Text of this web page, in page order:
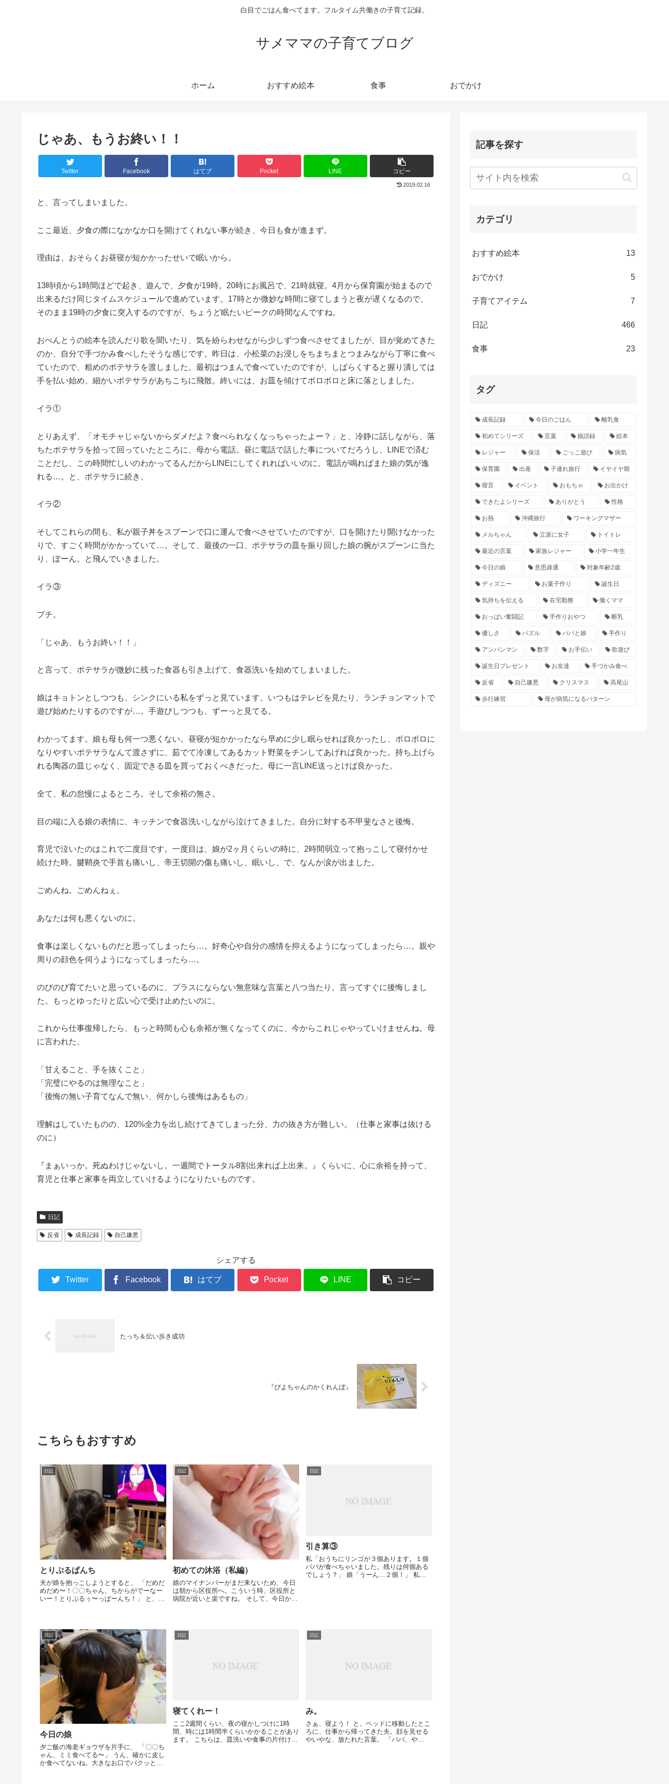
白目でごはん食べてます。フルタイム共働きの子育て記録。
サメママの子育てブログ
ホーム おすすめ絵本 食事 おでかけ
じゃあ、もうお終い！！
Twitter Facebook はてブ Pocket LINE コピー
2019.02.16
と、言ってしまいました。
ここ最近、夕食の際になかなか口を開けてくれない事が続き、今日も食が進まず。
理由は、おそらくお昼寝が短かかったせいで眠いから。
13時頃から1時間ほどで起き、遊んで、夕食が19時。20時にお風呂で、21時就寝。4月から保育園が始まるので
出来るだけ同じタイムスケジュールで進めています。17時とか微妙な時間に寝てしまうと夜が遅くなるので、
そのまま19時の夕食に突入するのですが、ちょうど眠たいピークの時間なんですね。
おべんとうの絵本を読んだり歌を聞いたり、気を紛らわせながら少しずつ食べさせてましたが、目が覚めてきた
のか、自分で手づかみ食べしたそうな感じです。昨日は、小松菜のお浸しをちまちまとつまみながら丁寧に食べ
ていたので、粗めのポテサラを渡しました。最初はつまんで食べていたのですが、しばらくすると握り潰しては
手を払い始め、細かいポテサラがあちこちに飛散。終いには、お皿を傾けてボロボロと床に落としました。
イラ①
とりあえず、「オモチャじゃないからダメだよ？食べられなくなっちゃったよー？」と、冷静に話しながら、落
ちたポテサラを拾って回っていたところに、母から電話。昼に電話で話した事についてだろうし、LINEで済む
ことだし、この時間忙しいのわかってるんだからLINEにしてくれればいいのに。電話が鳴ればまた娘の気が逸
れる…。と、ポテサラに続き、
イラ②
そしてこれらの間も、私が親子丼をスプーンで口に運んで食べさせていたのですが、口を開けたり開けなかった
りで、すごく時間がかかっていて…。そして、最後の一口、ポテサラの皿を振り回した娘の腕がスプーンに当た
り、ぽーん。と飛んでいきました。
イラ③
プチ。
「じゃあ、もうお終い！！」
と言って、ポテサラが微妙に残った食器も引き上げて、食器洗いを始めてしまいました。
娘はキョトンとしつつも、シンクにいる私をずっと見ています。いつもはテレビを見たり、ランチョンマットで
遊び始めたりするのですが…。手遊びしつつも、ずーっと見てる。
わかってます。娘も母も何一つ悪くない。昼寝が短かかったなら早めに少し眠らせれば良かったし、ボロボロに
なりやすいポテサラなんて渡さずに、茹でて冷凍してあるカット野菜をチンしてあげれば良かった。持ち上げら
れる陶器の皿じゃなく、固定できる皿を買っておくべきだった。母に一言LINE送っとけば良かった。
全て、私の怠慢によるところ。そして余裕の無さ。
目の端に入る娘の表情に、キッチンで食器洗いしながら泣けてきました。自分に対する不甲斐なさと後悔。
育児で泣いたのはこれで二度目です。一度目は、娘が2ヶ月くらいの時に、2時間弱立って抱っこして寝付かせ
続けた時。腱鞘炎で手首も痛いし、帝王切開の傷も痛いし、眠いし、で、なんか涙が出ました。
ごめんね。ごめんねぇ。
あなたは何も悪くないのに。
食事は楽しくないものだと思ってしまったら…。好奇心や自分の感情を抑えるようになってしまったら…。親や
周りの顔色を伺うようになってしまったら…。
のびのび育てたいと思っているのに、プラスにならない無意味な言葉と八つ当たり。言ってすぐに後悔しまし
た。もっとゆったりと広い心で受け止めたいのに。
これから仕事復帰したら、もっと時間も心も余裕が無くなってくのに、今からこれじゃやっていけませんね。母
に言われた、
「甘えること、手を抜くこと」
「完璧にやるのは無理なこと」
「後悔の無い子育てなんで無い、何かしら後悔はあるもの」
理解はしていたものの、120%全力を出し続けてきてしまった分、力の抜き方が難しい。（仕事と家事は抜ける
のに）
『まぁいっか。死ぬわけじゃないし。一週間でトータル8割出来れば上出来。』くらいに、心に余裕を持って、
育児と仕事と家事を両立していけるようになりたいものです。
日記
反省 成長記録 自己嫌悪
シェアする
Twitter Facebook はてブ Pocket LINE コピー
たっち＆伝い歩き成功
『ぴよちゃんのかくれんぼ』
こちらもおすすめ
日記
とりぷるぱんち
夫が娘を抱っこしようとすると、 「だめだ
めだめ〜！〇〇ちゃん、ちからがでーなー
いー！とりぷるぅ〜っぱーんち！」 と、割
日記
初めての沐浴（私編）
娘のマイナンバーがまだ来ないため、今日
は朝から区役所へ。こういう時、区役所と
病院が近いと楽ですね。 そして、今日から
お尻は一番最後...
日記
引き算③
私「おうちにリンゴが３個あります。１個
パパが食べちゃいました。残りは何個ある
でしょう？」 娘「うーん…２個！」 私
日記
今日の娘
夕ご飯の海老ギョウザを片手に、 「〇〇ち
ゃん、ミミ食べてる〜」 うん、確かに皮し
か食べてないね。大きなお口でパクッとし
日記
寝てくれー！
ここ2週間くらい、夜の寝かしつけに1時
間、時には1時間半くらいかかることがあり
ます。 こちらは、皿洗いや食事の片付け、
日記
み。
さぁ、寝よう！ と、ベッドに移動したとこ
ろに、仕事から帰ってきた夫。顔を見せる
やいやな、放たれた言葉。 「パパ、や
記事を探す
カテゴリ
おすすめ絵本 13
おでかけ 5
子育てアイテム 7
日記 466
食事 23
タグ
成長記録 今日のごはん 離乳食
初めてシリーズ 言葉 娘語録 絵本
レジャー 保活 ごっこ遊び 病気
保育園 出産 子連れ旅行 イヤイヤ期
寝言 イベント おもちゃ お出かけ
できたよシリーズ ありがとう 性格
お熱 沖縄旅行 ワーキングマザー
メルちゃん 立派に女子 トイトレ
最近の言葉 家族レジャー 小学一年生
今日の娘 意思疎通 対象年齢2歳
ディズニー お菓子作り 誕生日
気持ちを伝える 在宅勤務 働くママ
おっぱい奮闘記 手作りおやつ 断乳
優しさ パズル パパと娘 手作り
アンパンマン 数字 お手伝い 歌遊び
誕生日プレゼント お友達 手づかみ食べ
反省 自己嫌悪 クリスマス 高尾山
歩行練習 母が病気になるパターン